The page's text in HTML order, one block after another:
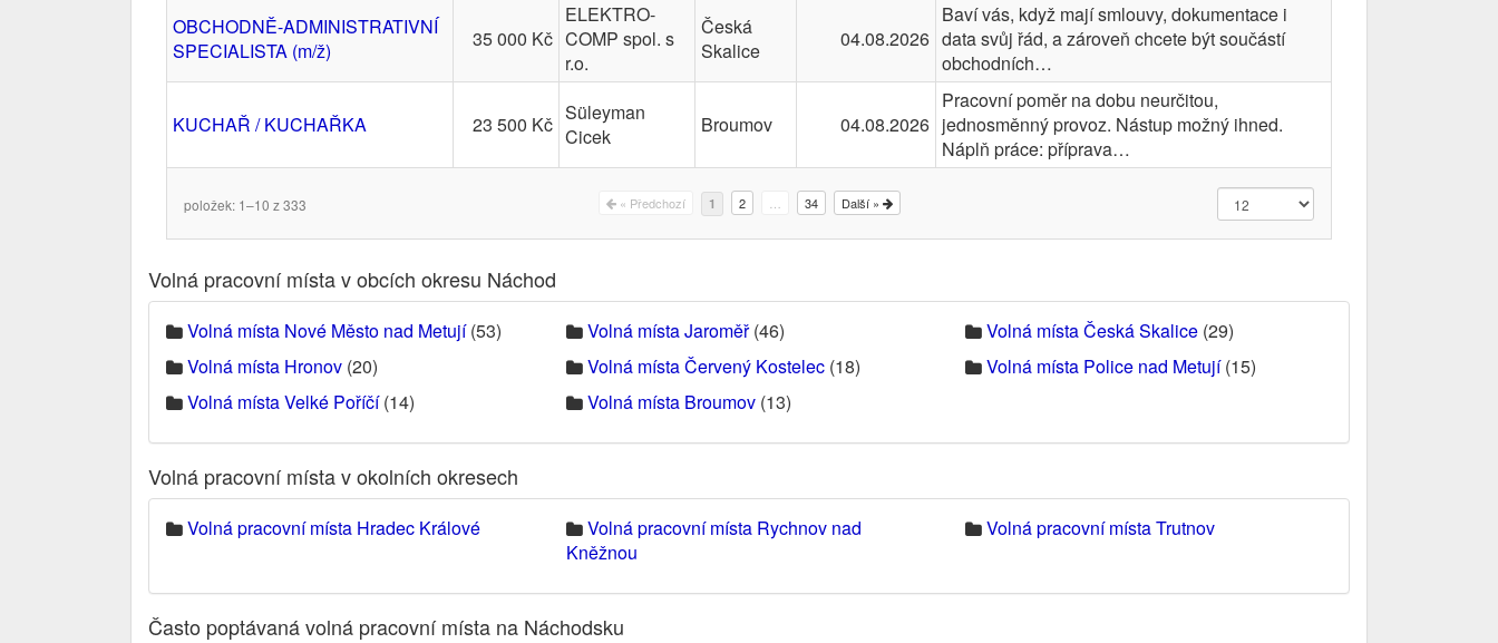
OBCHODNĚ-ADMINISTRATIVNÍ
SPECIALISTA (m/ž)
35 000 Kč
ELEKTRO-
COMP spol. s
r.o.
Česká
Skalice
04.08.2026
Baví vás, když mají smlouvy, dokumentace i
data svůj řád, a zároveň chcete být součástí
obchodních…
KUCHAŘ / KUCHAŘKA 23 500 Kč Süleyman
Cicek
Broumov 04.08.2026
Pracovní poměr na dobu neurčitou,
jednosměnný provoz. Nástup možný ihned.
Náplň práce: příprava…
položek: 1–10 z 333 « Předchozí 1 2 34 Další »
Volná pracovní místa v obcích okresu Náchod
Volná místa Nové Město nad Metují(53) Volná místa Jaroměř(46) Volná místa Česká Skalice (29)
Volná místa Hronov (20) Volná místa Červený Kostelec(18) Volná místa Police nad Metují(15)
Volná místa Velké Poříčí(14) Volná místa Broumov(13)
Volná pracovní místa v okolních okresech
Volná pracovní místa Hradec Králové
Volná pracovní místa Rychnov nad
Kněžnou
Volná pracovní místa Trutnov
Často poptávaná volná pracovní místa na Náchodsku